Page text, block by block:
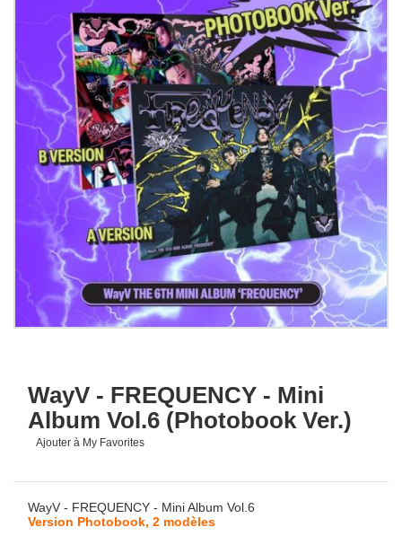
WayV - FREQUENCY - Mini
Album Vol.6 (Photobook Ver.)
Ajouter à My Favorites
WayV - FREQUENCY - Mini Album Vol.6
Version Photobook, 2 modèles